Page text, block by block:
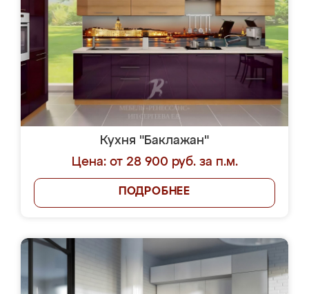
Кухня "Баклажан"
Цена: от 28 900 руб. за п.м.
ПОДРОБНЕЕ